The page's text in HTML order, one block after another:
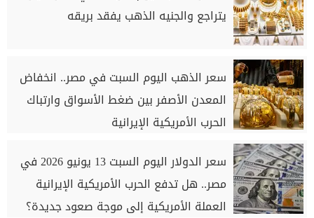
يتراجع والجنيه الذهب يفقد بريقه
سعر الذهب اليوم السبت في مصر.. انخفاض
المعدن الأصفر بين ضغط الأسواق وارتباك
الحرب الأمريكية الإيرانية
سعر الدولار اليوم السبت 13 يونيو 2026 في
مصر.. هل تدفع الحرب الأمريكية الإيرانية
العملة الأمريكية إلى موجة صعود جديدة؟